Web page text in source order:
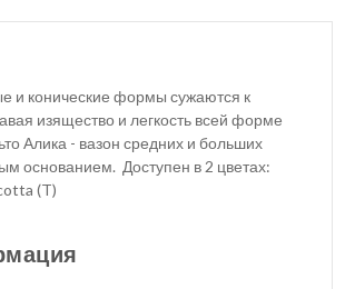
и конические формы сужаются к
изящество и легкость всей форме
Алика - вазон средних и больших
основанием. Доступен в 2 цветах:
(T)